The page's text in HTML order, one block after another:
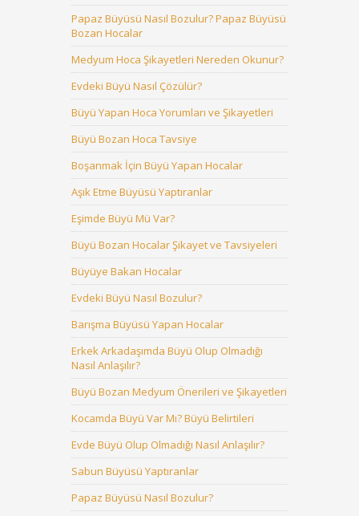
Papaz Büyüsü Nasıl Bozulur? Papaz Büyüsü
Bozan Hocalar
Medyum Hoca Şikayetleri Nereden Okunur?
Evdeki Büyü Nasıl Çözülür?
Büyü Yapan Hoca Yorumları ve Şikayetleri
Büyü Bozan Hoca Tavsiye
Boşanmak İçin Büyü Yapan Hocalar
Aşık Etme Büyüsü Yaptıranlar
Eşimde Büyü Mü Var?
Büyü Bozan Hocalar Şikayet ve Tavsiyeleri
Büyüye Bakan Hocalar
Evdeki Büyü Nasıl Bozulur?
Barışma Büyüsü Yapan Hocalar
Erkek Arkadaşımda Büyü Olup Olmadığı
Nasıl Anlaşılır?
Büyü Bozan Medyum Önerileri ve Şikayetleri
Kocamda Büyü Var Mı? Büyü Belirtileri
Evde Büyü Olup Olmadığı Nasıl Anlaşılır?
Sabun Büyüsü Yaptıranlar
Papaz Büyüsü Nasıl Bozulur?